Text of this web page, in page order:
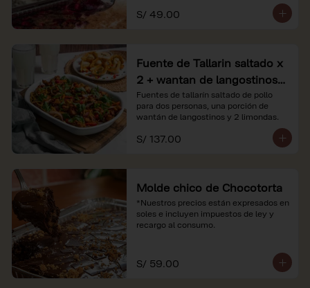
*Nuestros precios están expresados en
soles e incluyen impuestos de ley y
S/ 49.00
Fuente de Tallarin saltado x
2 + wantan de langostinos +
2 limonadas
Fuentes de tallarín saltado de pollo
para dos personas, una porción de
wantán de langostinos y 2 limondas.
S/ 137.00
Molde chico de Chocotorta
*Nuestros precios están expresados en
soles e incluyen impuestos de ley y
recargo al consumo.
S/ 59.00